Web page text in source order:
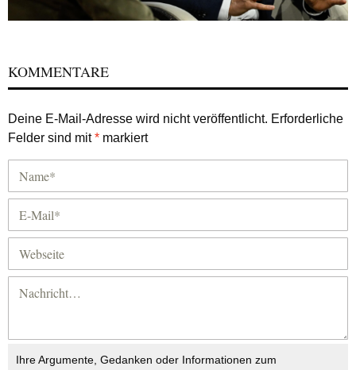
KOMMENTARE
Deine E-Mail-Adresse wird nicht veröffentlicht. Erforderliche
Felder sind mit* markiert
Ihre Argumente, Gedanken oder Informationen zum